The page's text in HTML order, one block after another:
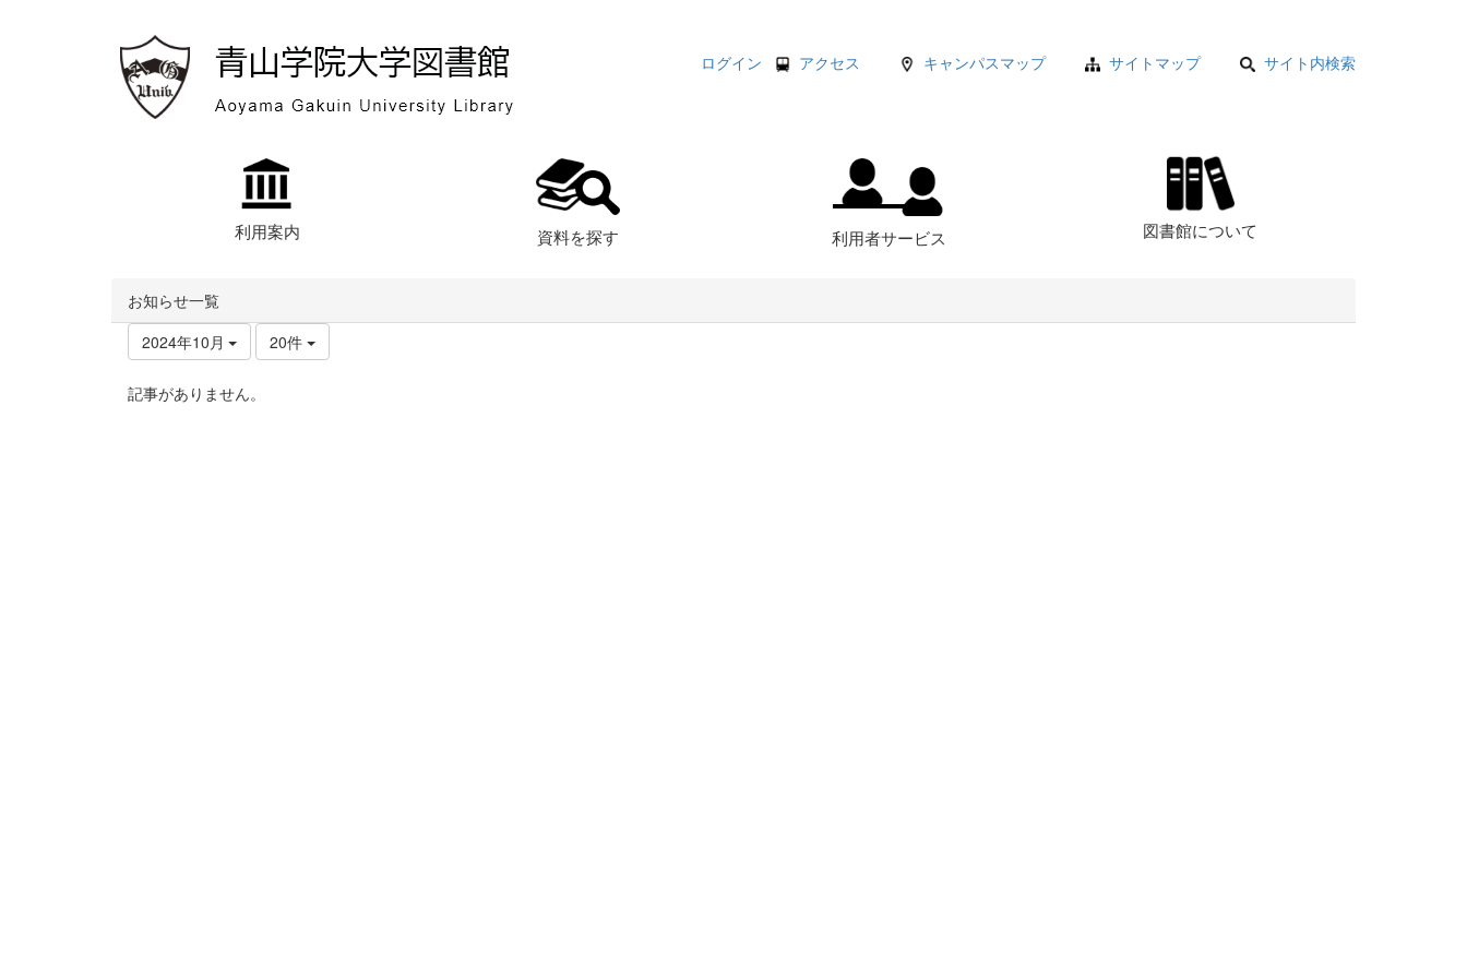
ログイン アクセス キャンパスマップ サイトマップ サイト内検索
利用案内 資料を探す 利用者サービス 図書館について
お知らせ一覧
2024年10月
20件
記事がありません。